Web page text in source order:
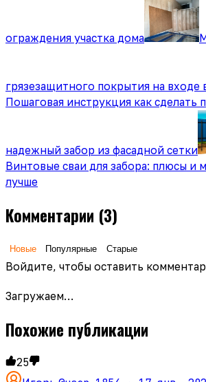
ограждения участка дома
грязезащитного покрытия на входе
Пошаговая инструкция как сделать
надежный забор из фасадной сетки
Винтовые сваи для забора: плюсы и
лучше
Комментарии (3)
Новые Популярные Старые
Войдите, чтобы оставить
Загружаем…
Похожие публикации
25